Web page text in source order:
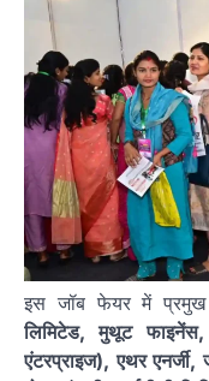
इस जॉब फेयर में
लिमिटेड, मुथूट फाइनेंस,
एंटरप्राइज), एथर